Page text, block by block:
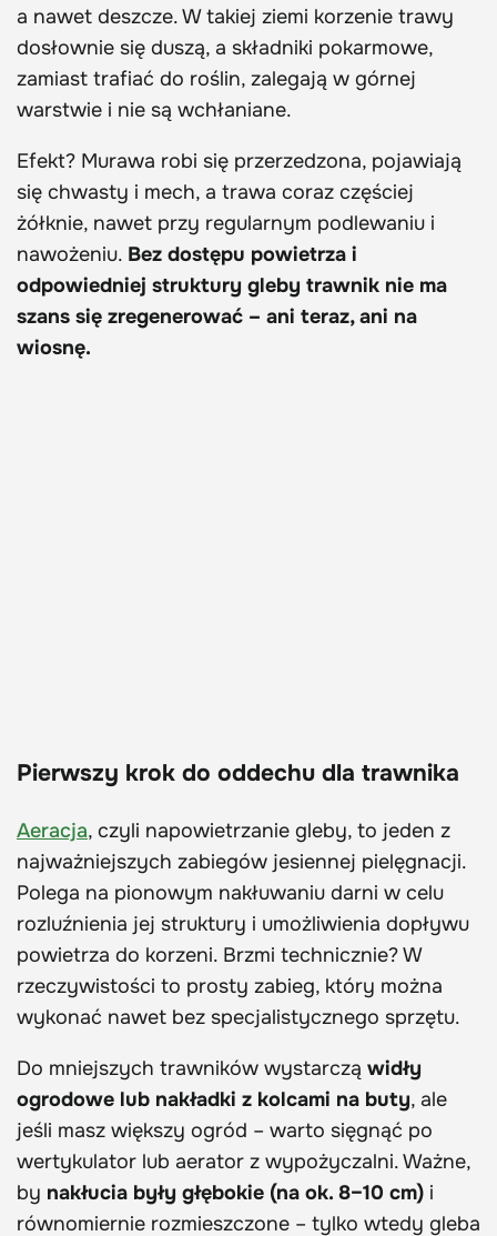
a nawet deszcze. W takiej ziemi korzenie trawy
dosłownie się duszą, a składniki pokarmowe,
zamiast trafiać do roślin, zalegają w górnej
warstwie i nie są wchłaniane.
Efekt? Murawa robi się przerzedzona, pojawiają
się chwasty i mech, a trawa coraz częściej
żółknie, nawet przy regularnym podlewaniu i
nawożeniu. Bez dostępu powietrza i
odpowiedniej struktury gleby trawnik nie ma
szans się zregenerować – ani teraz, ani na
wiosnę.
Pierwszy krok do oddechu dla trawnika
Aeracja, czyli napowietrzanie gleby, to jeden z
najważniejszych zabiegów jesiennej pielęgnacji.
Polega na pionowym nakłuwaniu darni w celu
rozluźnienia jej struktury i umożliwienia dopływu
powietrza do korzeni. Brzmi technicznie? W
rzeczywistości to prosty zabieg, który można
wykonać nawet bez specjalistycznego sprzętu.
Do mniejszych trawników wystarczą widły
ogrodowe lub nakładki z kolcami na buty, ale
jeśli masz większy ogród – warto sięgnąć po
wertykulator lub aerator z wypożyczalni. Ważne,
by nakłucia były głębokie (na ok. 8–10 cm) i
równomiernie rozmieszczone – tylko wtedy gleba